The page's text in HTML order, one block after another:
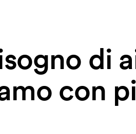
di
con